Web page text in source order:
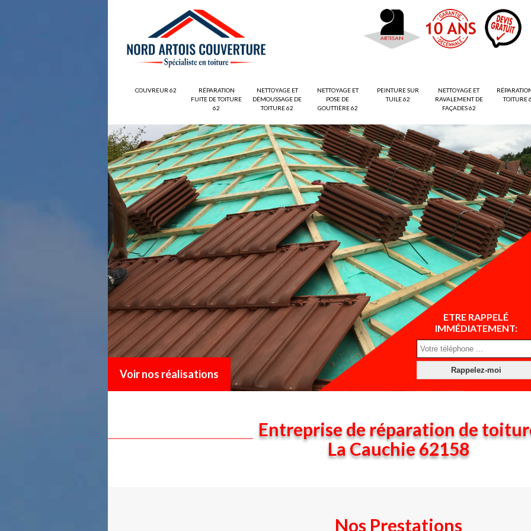
COUVREUR 62
RÉPARATION
FUITE DE TOITURE
62
NETTOYAGE ET
DÉMOUSSAGE DE
TOITURE 62
NETTOYAGE ET
POSE DE
GOUTTIÈRE 62
PEINTURE SUR
TUILE 62
NETTOYAGE ET
RAVALEMENT DE
FAÇADES 62
TOITURE
Voir nos réalisations
ETRE RAPPELÉ
IMMÉDIATEMENT:
Entreprise de réparation de
La Cauchie 62158
Nos Prestations